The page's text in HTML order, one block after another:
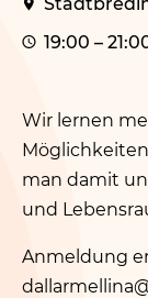
19:00 –
Wir lernen
man damit
und
Anmeldung